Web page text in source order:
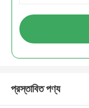
প্রস্তাবিত পণ্য